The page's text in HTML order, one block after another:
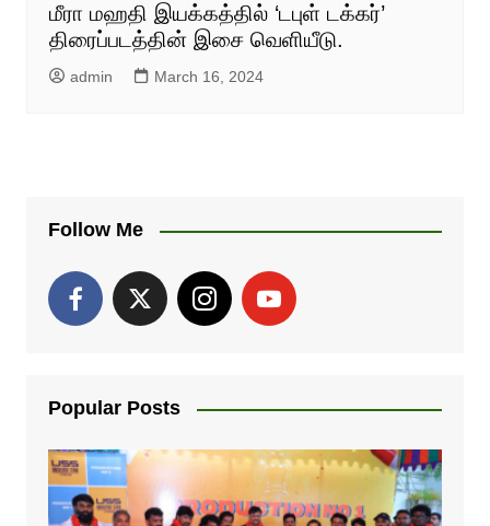
மீரா மஹதி இயக்கத்தில் ‘டபுள் டக்கர்’
திரைப்படத்தின் இசை வெளியீடு.
admin March 16, 2024
Follow Me
Popular Posts